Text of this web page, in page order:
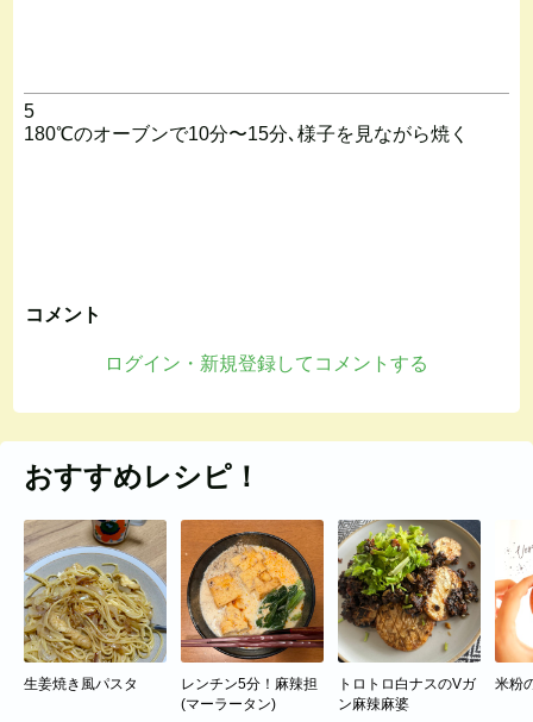
5
180℃のオーブンで10分〜15分､様子を見ながら焼く
コメント
ログイン・新規登録してコメントする
おすすめレシピ！
生姜焼き風パスタ
レンチン5分！麻辣担
(マーラータン)
トロトロ白ナスのVガ
ン麻辣麻婆
米粉